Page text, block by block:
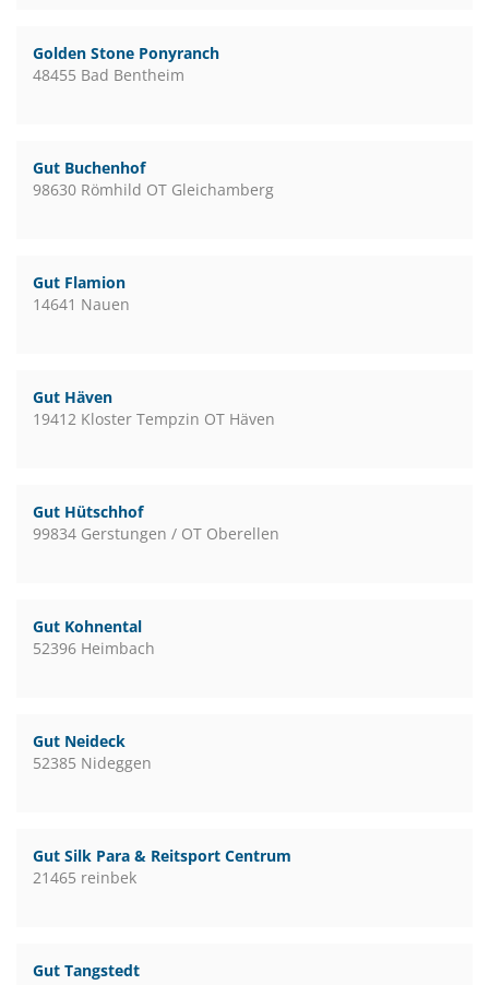
Golden Stone Ponyranch
48455 Bad Bentheim
Gut Buchenhof
98630 Römhild OT Gleichamberg
Gut Flamion
14641 Nauen
Gut Häven
19412 Kloster Tempzin OT Häven
Gut Hütschhof
99834 Gerstungen / OT Oberellen
Gut Kohnental
52396 Heimbach
Gut Neideck
52385 Nideggen
Gut Silk Para & Reitsport Centrum
21465 reinbek
Gut Tangstedt